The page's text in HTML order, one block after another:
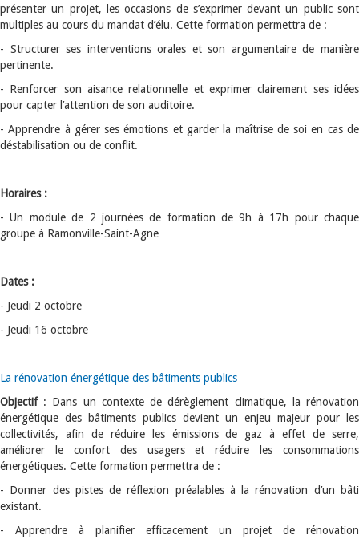
présenter un projet, les occasions de s’exprimer devant un public sont
multiples au cours du mandat d’élu. Cette formation permettra de :
- Structurer ses interventions orales et son argumentaire de manière
pertinente.
- Renforcer son aisance relationnelle et exprimer clairement ses idées
pour capter l’attention de son auditoire.
- Apprendre à gérer ses émotions et garder la maîtrise de soi en cas de
déstabilisation ou de conflit.
Horaires :
- Un module de 2 journées de formation de 9h à 17h pour chaque
groupe à Ramonville-Saint-Agne
Dates :
- Jeudi 2 octobre
- Jeudi 16 octobre
La rénovation énergétique des bâtiments publics
Objectif: Dans un contexte de dérèglement climatique, la rénovation
énergétique des bâtiments publics devient un enjeu majeur pour les
collectivités, afin de réduire les émissions de gaz à effet de serre,
améliorer le confort des usagers et réduire les consommations
énergétiques. Cette formation permettra de :
- Donner des pistes de réflexion préalables à la rénovation d’un bâti
existant.
- Apprendre à planifier efficacement un projet de rénovation